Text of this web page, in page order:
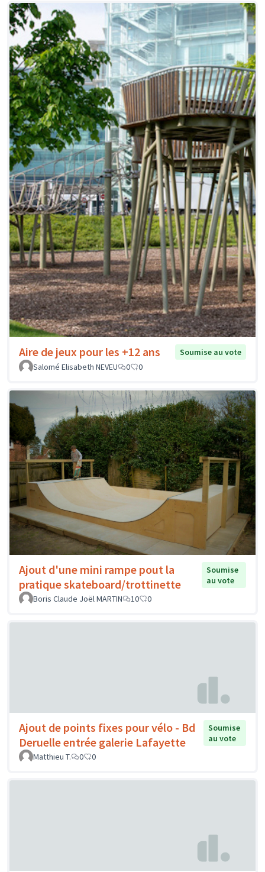
Aire de jeux pour les +12 ans
Soumise au vote
Salomé Elisabeth NEVEU
0 0
Ajout d'une mini rampe pout la
pratique skateboard/trottinette
Soumise
au vote
Boris Claude Joël MARTIN
10 0
Ajout de points fixes pour vélo - Bd
Deruelle entrée galerie Lafayette
Soumise
au vote
Matthieu T.
0 0